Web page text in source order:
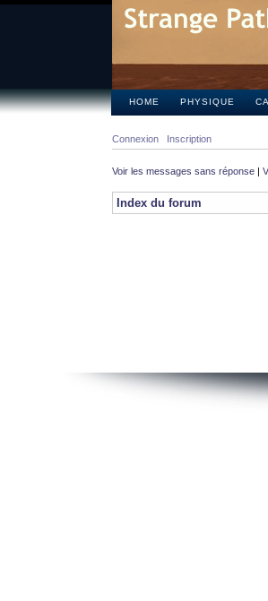
HOME PHYSIQUE
Connexion Inscription
Voir les messages sans réponse |
Index du forum